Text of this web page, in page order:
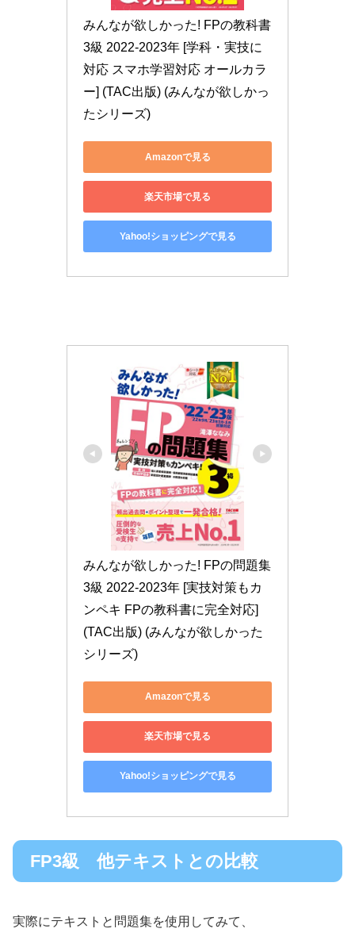
みんなが欲しかった! FPの教科書
3級 2022-2023年 [学科・実技に
対応 スマホ学習対応 オールカラ
ー] (TAC出版) (みんなが欲しかっ
たシリーズ)
Amazonで見る
楽天市場で見る
Yahoo!ショッピングで見る
みんなが欲しかった! FPの問題集
3級 2022-2023年 [実技対策もカ
ンペキ FPの教科書に完全対応]
(TAC出版) (みんなが欲しかった
シリーズ)
Amazonで見る
楽天市場で見る
Yahoo!ショッピングで見る
FP3級 他テキストとの比較
実際にテキストと問題集を使用してみて、